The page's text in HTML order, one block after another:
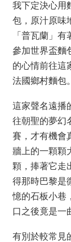
我下定決心用
包，原汁原味
「普瓦蘭」
參加世界盃麵
的心情前往這
法國鄉村麵包。
這家聲名遠播
往朝聖的夢幻
賽，才有機會
牆上的一顆顆
顆，捧著它走
得那時巴黎是
憶的石板小巷
口之後竟是一
有別於較常見